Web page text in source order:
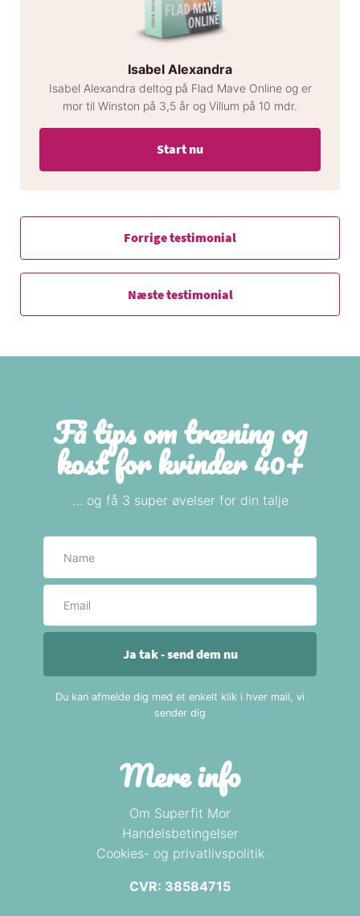
Isabel Alexandra
Isabel Alexandra deltog på Flad Mave Online og er
mor til Winston på 3,5 år og Villum på 10 mdr.
Start nu
Forrige testimonial
Næste testimonial
Mere info
Om Superfit Mor
Handelsbetingelser
Cookies- og privatlivspolitik
CVR: 38584715
Få tips om træning og
kost for kvinder 40+
… og få 3 super øvelser for din talje
Ja tak - send dem nu
Du kan afmelde dig med et enkelt klik i hver mail, vi
sender dig